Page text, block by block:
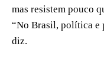
mas resistem pouco
“No Brasil, política e
diz.